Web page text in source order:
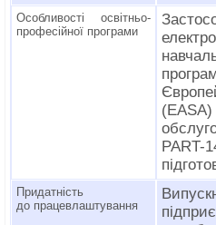
Особливості освітньо-
професійної програми
(EASA)
PART-
Придатність
до працевлаштування